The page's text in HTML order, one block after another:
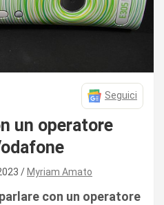
Seguici
un operatore
Myriam Amato
parlare con un operatore